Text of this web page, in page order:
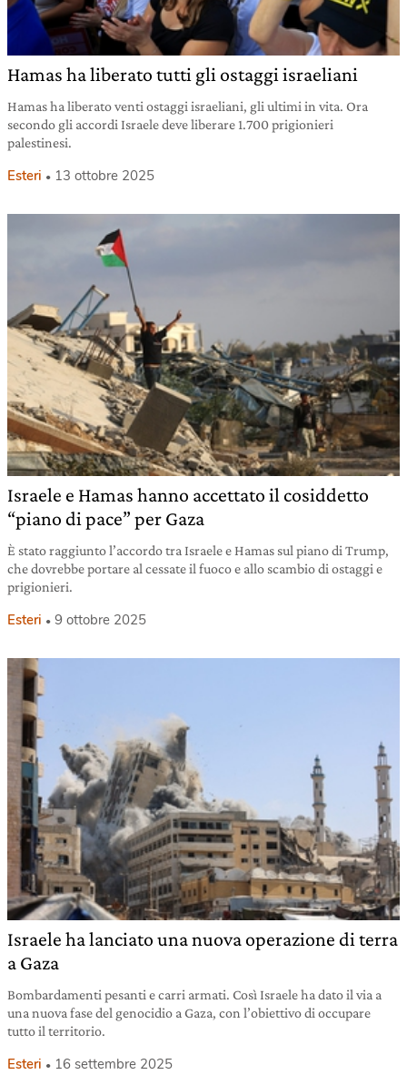
Hamas ha liberato tutti gli ostaggi israeliani
Hamas ha liberato venti ostaggi israeliani, gli ultimi in vita. Ora
secondo gli accordi Israele deve liberare 1.700 prigionieri
palestinesi.
Esteri 13 ottobre 2025
Israele e Hamas hanno accettato il cosiddetto
“piano di pace” per Gaza
È stato raggiunto l’accordo tra Israele e Hamas sul piano di Trump,
che dovrebbe portare al cessate il fuoco e allo scambio di ostaggi e
prigionieri.
Esteri 9 ottobre 2025
Israele ha lanciato una nuova operazione di terra
a Gaza
Bombardamenti pesanti e carri armati. Così Israele ha dato il via a
una nuova fase del genocidio a Gaza, con l’obiettivo di occupare
tutto il territorio.
Esteri 16 settembre 2025